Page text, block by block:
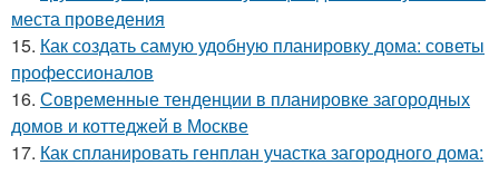
места проведения
15. Как создать самую удобную планировку дома: советы
профессионалов
16. Современные тенденции в планировке загородных
домов и коттеджей в Москве
17. Как спланировать генплан участка загородного дома: